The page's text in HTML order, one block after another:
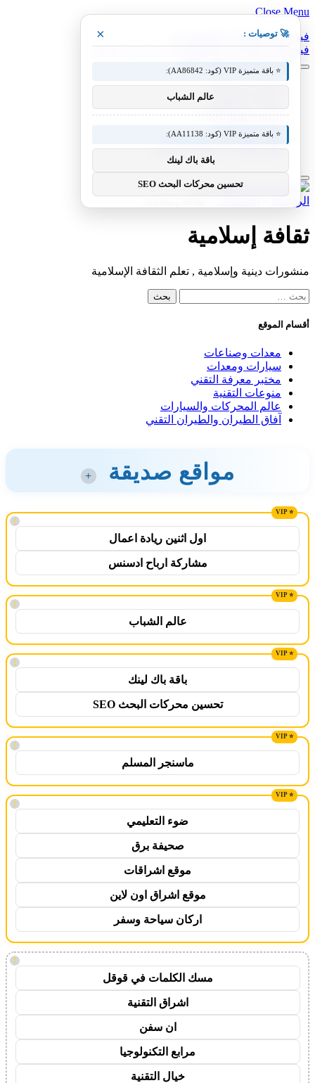
Close Menu
فيسبوك X (Twitter)
فيسبوك X (Twitter) الانستغرام بينتيريست فيميو
معدات وصناعات
سيارات ومعدات
مختبر معرفة التقني
عالم المحركات والسيارات
آفاق الطيران والطيران التقني
الرئيسية
ثقافة إسلامية
منشورات دينية وإسلامية , تعلم الثقافة الإسلامية
البحث
أقسام الموقع
معدات وصناعات
سيارات ومعدات
مختبر معرفة التقني
منوعات التقنية
عالم المحركات والسيارات
آفاق الطيران والطيران التقني
مواقع صديقة +
!
اول اثنين ريادة اعمال
مشاركة ارباح ادسنس
!
عالم الشباب
!
باقة باك لينك
تحسين محركات البحث SEO
!
ماسنجر المسلم
!
ضوء التعليمي
صحيفة برق
موقع اشراقات
موقع اشراق اون لاين
اركان سياحة وسفر
!
مسك الكلمات في قوقل
اشراق التقنية
ان سفن
مرابع التكنولوجيا
خيال التقنية
🚀 توصيات : ×
⭐ باقة متميزة VIP (كود: AA86842):
عالم الشباب
⭐ باقة متميزة VIP (كود: AA11138):
باقة باك لينك
تحسين محركات البحث SEO